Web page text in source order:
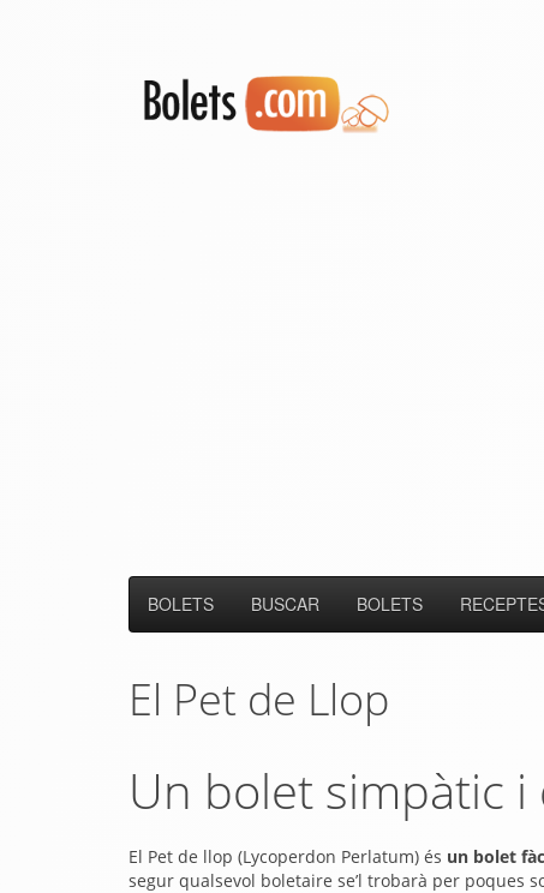
BOLETS BUSCAR BOLETS
El Pet de Llop
Un bolet simpàtic
El Pet de llop (Lycoperdon Perlatum) és un bolet
segur qualsevol boletaire se’l trobarà per poques